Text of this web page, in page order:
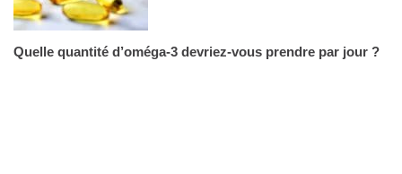
Quelle quantité d’oméga-3 devriez-vous prendre par jour ?